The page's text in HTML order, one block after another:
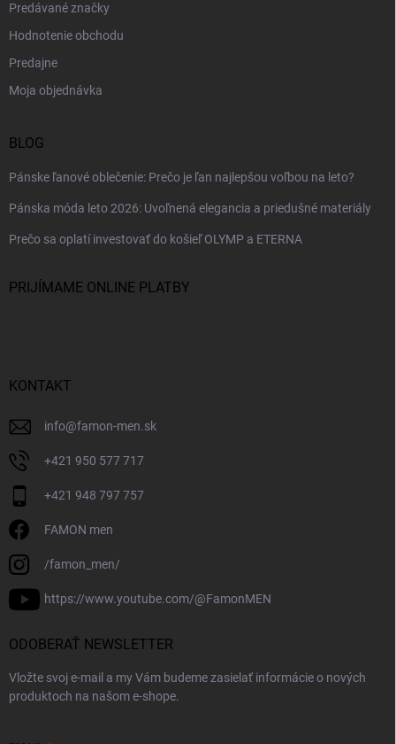
Predávané značky
Hodnotenie obchodu
Predajne
Moja objednávka
BLOG
Pánske ľanové oblečenie: Prečo je ľan najlepšou voľbou na leto?
Pánska móda leto 2026: Uvoľnená elegancia a priedušné materiály
Prečo sa oplatí investovať do košieľ OLYMP a ETERNA
PRIJÍMAME ONLINE PLATBY
KONTAKT
info@famon-men.sk
+421 950 577 717
+421 948 797 757
FAMON men
/famon_men/
https://www.youtube.com/@FamonMEN
ODOBERAŤ NEWSLETTER
Vložte svoj e-mail a my Vám budeme zasielať informácie o nových
produktoch na našom e-shope.